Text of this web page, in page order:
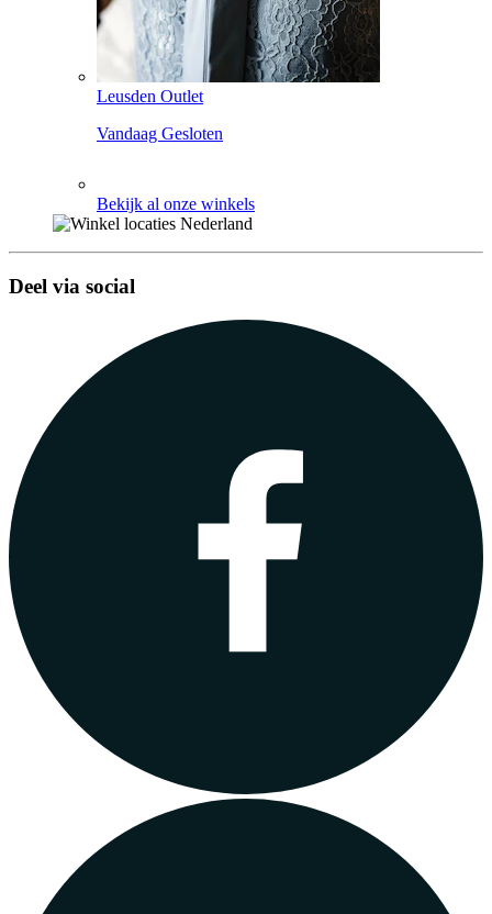
Leusden Outlet
Vandaag Gesloten
Bekijk al onze winkels
Deel via social